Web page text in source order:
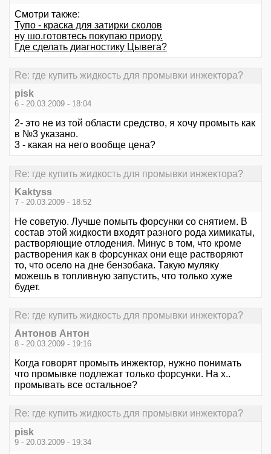
Смотри также:
Тупо - краска для затирки сколов
ну шо.готовтесь покупаю приору.
Где сделать диагностику Цывега?
Re: где купить жидкость для промывки инжектора?
pisk
6 - 20.03.2009 - 18:04
2- это не из той области средство, я хочу промыть как
в №3 указано.
3 - какая на него вообще цена?
Re: где купить жидкость для промывки инжектора?
Kaktyss
7 - 20.03.2009 - 18:52
Не советую. Лучше помыть форсунки со снятием. В
состав этой жидкости входят разного рода химикаты,
растворяющие отлодения. Минус в том, что кроме
растворения как в форсунках они еще растворяют
то, что осело на дне бензобака. Такую муляку
можешь в топливную запустить, что только хуже
будет.
Re: где купить жидкость для промывки инжектора?
Антонов Антон
8 - 20.03.2009 - 19:16
Когда говорят промыть инжектор, нужно понимать
что промывке подлежат только форсунки. На х..
промывать все остальное?
Re: где купить жидкость для промывки инжектора?
pisk
9 - 20.03.2009 - 19:34